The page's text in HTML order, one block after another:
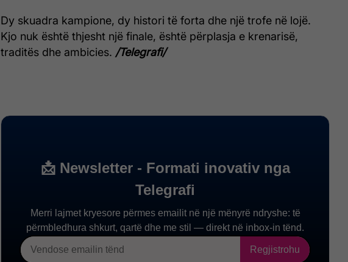
Dy skuadra kampione, dy histori të forta dhe një trofe në lojë.
Kjo nuk është thjesht një finale, është përplasja e krenarisë,
traditës dhe ambicies. /Telegrafi/